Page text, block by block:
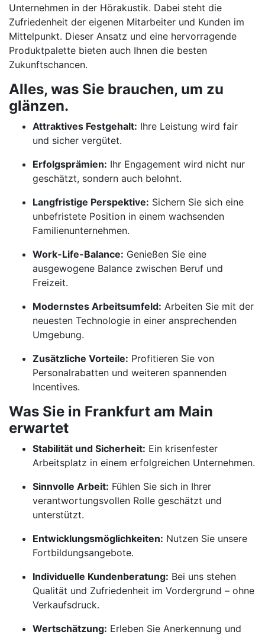
Unternehmen in der Hörakustik. Dabei steht die
Zufriedenheit der eigenen Mitarbeiter und Kunden im
Mittelpunkt. Dieser Ansatz und eine hervorragende
Produktpalette bieten auch Ihnen die besten
Zukunftschancen.
Alles, was Sie brauchen, um zu
glänzen.
Attraktives Festgehalt: Ihre Leistung wird fair
und sicher vergütet.
Erfolgsprämien: Ihr Engagement wird nicht nur
geschätzt, sondern auch belohnt.
Langfristige Perspektive: Sichern Sie sich eine
unbefristete Position in einem wachsenden
Familienunternehmen.
Work-Life-Balance: Genießen Sie eine
ausgewogene Balance zwischen Beruf und
Freizeit.
Modernstes Arbeitsumfeld: Arbeiten Sie mit der
neuesten Technologie in einer ansprechenden
Umgebung.
Zusätzliche Vorteile: Profitieren Sie von
Personalrabatten und weiteren spannenden
Incentives.
Was Sie in Frankfurt am Main
erwartet
Stabilität und Sicherheit: Ein krisenfester
Arbeitsplatz in einem erfolgreichen Unternehmen.
Sinnvolle Arbeit: Fühlen Sie sich in Ihrer
verantwortungsvollen Rolle geschätzt und
unterstützt.
Entwicklungsmöglichkeiten: Nutzen Sie unsere
Fortbildungsangebote.
Individuelle Kundenberatung: Bei uns stehen
Qualität und Zufriedenheit im Vordergrund – ohne
Verkaufsdruck.
Wertschätzung: Erleben Sie Anerkennung und